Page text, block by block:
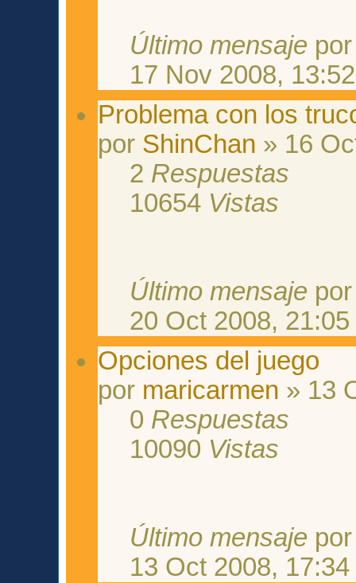
Último mensaje
17 Nov 2008, 13:52
Problema con los
por ShinChan » 16
2 Respuestas
10654 Vistas
Último mensaje
20 Oct 2008, 21:05
Opciones del juego
por maricarmen » 13
0 Respuestas
10090 Vistas
Último mensaje
13 Oct 2008, 17:34